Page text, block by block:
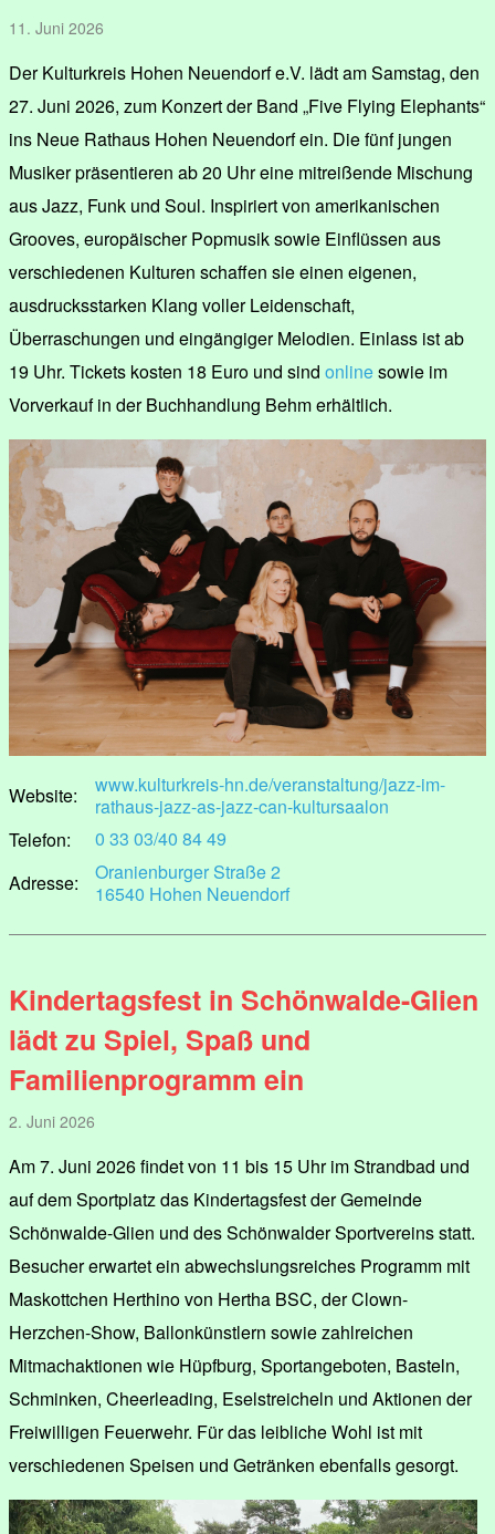
11. Juni 2026
Der Kulturkreis Hohen Neuendorf e.V. lädt am Samstag, den
27. Juni 2026, zum Konzert der Band „Five Flying Elephants“
ins Neue Rathaus Hohen Neuendorf ein. Die fünf jungen
Musiker präsentieren ab 20 Uhr eine mitreißende Mischung
aus Jazz, Funk und Soul. Inspiriert von amerikanischen
Grooves, europäischer Popmusik sowie Einflüssen aus
verschiedenen Kulturen schaffen sie einen eigenen,
ausdrucksstarken Klang voller Leidenschaft,
Überraschungen und eingängiger Melodien. Einlass ist ab
19 Uhr. Tickets kosten 18 Euro und sind onlinesowie im
Vorverkauf in der Buchhandlung Behm erhältlich.
Website:
www.kulturkreis-hn.de/veranstaltung/jazz-im-
rathaus-jazz-as-jazz-can-kultursaalon
Telefon:
0 33 03/40 84 49
Adresse:
Oranienburger Straße 2
16540 Hohen Neuendorf
Kindertagsfest in Schönwalde-Glien
lädt zu Spiel, Spaß und
Familienprogramm ein
2. Juni 2026
Am 7. Juni 2026 findet von 11 bis 15 Uhr im Strandbad und
auf dem Sportplatz das Kindertagsfest der Gemeinde
Schönwalde-Glien und des Schönwalder Sportvereins statt.
Besucher erwartet ein abwechslungsreiches Programm mit
Maskottchen Herthino von Hertha BSC, der Clown-
Herzchen-Show, Ballonkünstlern sowie zahlreichen
Mitmachaktionen wie Hüpfburg, Sportangeboten, Basteln,
Schminken, Cheerleading, Eselstreicheln und Aktionen der
Freiwilligen Feuerwehr. Für das leibliche Wohl ist mit
verschiedenen Speisen und Getränken ebenfalls gesorgt.